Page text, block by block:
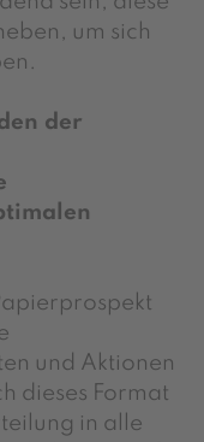
um sich
der
und Aktionen
dieses Format
in alle